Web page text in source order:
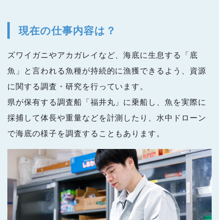
現在の仕事内容は？
ズワイガニやアカガレイなど、海底に生息する「底
魚」と言われる魚種が持続的に漁獲できるよう、資源
に関する調査・研究を行っています。
県が保有する調査船「福井丸」に乗船し、魚を実際に
採捕して体長や重量などを計測したり、水中ドローン
で海底の様子を調査することもあります。